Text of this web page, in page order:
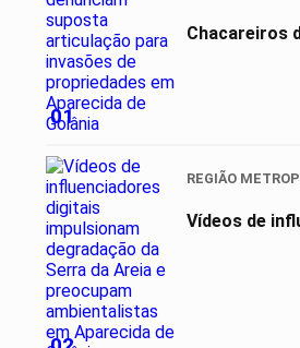
01
Chacareiros
REGIÃO
Vídeos de